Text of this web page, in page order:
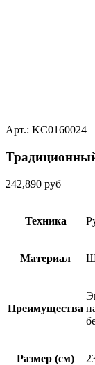
Арт.: KC0160024
242,890 руб
Техника
Материал
Преимущества
Размер (см)